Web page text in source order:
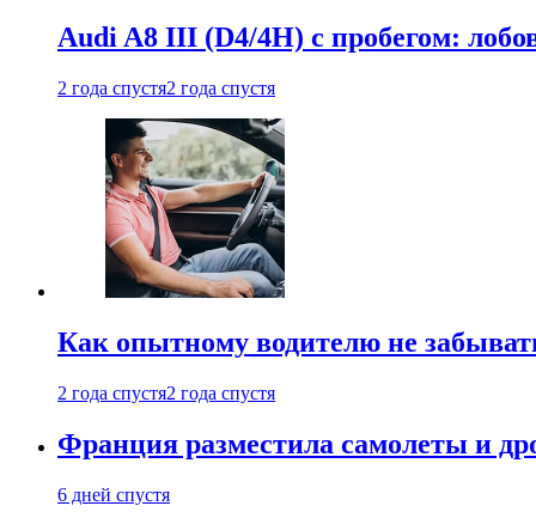
Audi A8 III (D4/4H) c пробегом:
2 года спустя2 года спустя
Как опытному водителю не
2 года спустя2 года спустя
Франция разместила самолеты и
6 дней спустя